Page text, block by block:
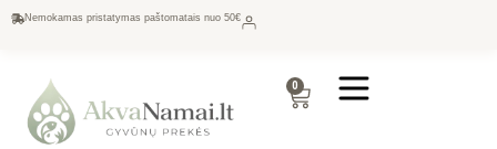
Nemokamas pristatymas paštomatais nuo 50€
0